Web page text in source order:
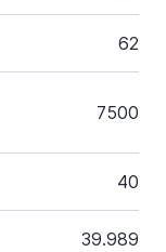
62
7500
40
39.989